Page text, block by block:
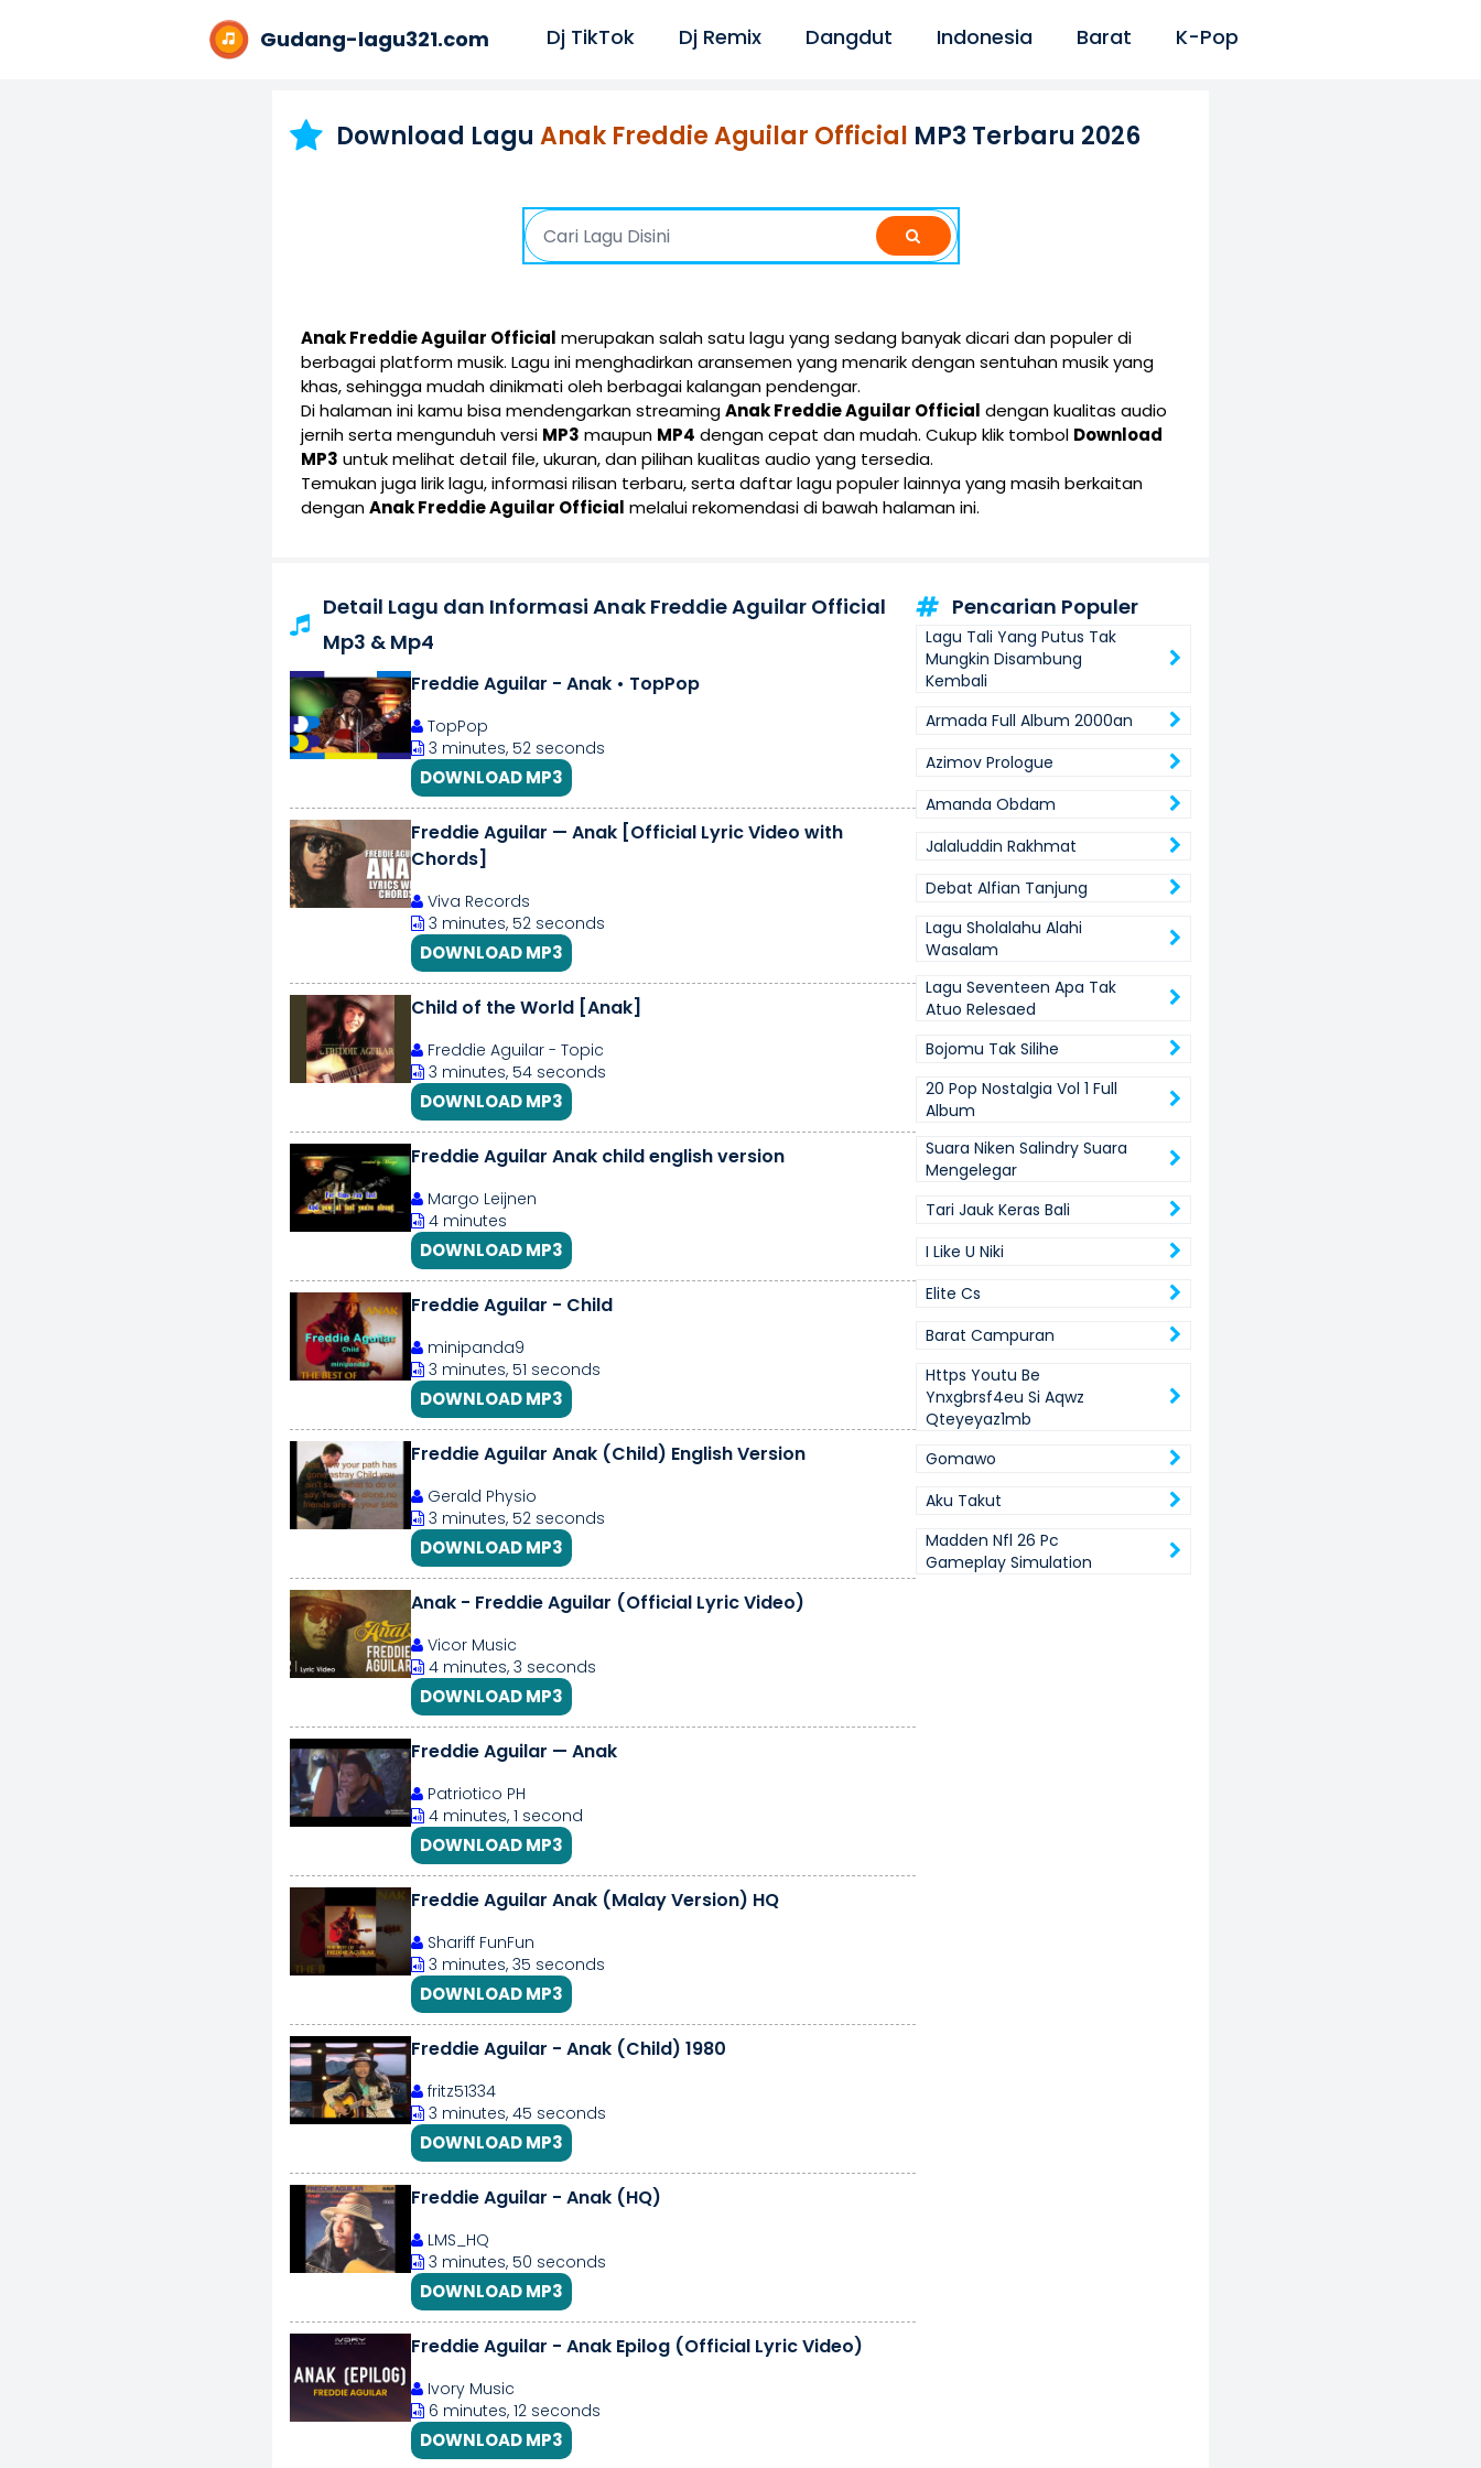
Gudang-lagu321.com Dj TikTok Dj Remix Dangdut Indonesia Barat K-Pop
Download Lagu Anak Freddie Aguilar Official MP3 Terbaru 2026
Anak Freddie Aguilar Official merupakan salah satu lagu yang sedang banyak dicari dan populer di
berbagai platform musik. Lagu ini menghadirkan aransemen yang menarik dengan sentuhan musik yang
khas, sehingga mudah dinikmati oleh berbagai kalangan pendengar.
Di halaman ini kamu bisa mendengarkan streamingAnak Freddie Aguilar Official dengan kualitas audio
jernih serta mengunduh versi MP3 maupun MP4 dengan cepat dan mudah. Cukup klik tombol Download
MP3 untuk melihat detail file, ukuran, dan pilihan kualitas audio yang tersedia.
Temukan juga lirik lagu, informasi rilisan terbaru, serta daftar lagu populer lainnya yang masih berkaitan
denganAnak Freddie Aguilar Official melalui rekomendasi di bawah halaman ini.
Detail Lagu dan Informasi Anak Freddie Aguilar Official
Mp3 & Mp4
Freddie Aguilar - Anak • TopPop
TopPop
3 minutes, 52 seconds
DOWNLOAD MP3
Freddie Aguilar — Anak [Official Lyric Video with
Chords]
Viva Records
3 minutes, 52 seconds
DOWNLOAD MP3
Child of the World [Anak]
Freddie Aguilar - Topic
3 minutes, 54 seconds
DOWNLOAD MP3
Freddie Aguilar Anak child english version
Margo Leijnen
4 minutes
DOWNLOAD MP3
Freddie Aguilar - Child
minipanda9
3 minutes, 51 seconds
DOWNLOAD MP3
Freddie Aguilar Anak (Child) English Version
Gerald Physio
3 minutes, 52 seconds
DOWNLOAD MP3
Anak - Freddie Aguilar (Official Lyric Video)
Vicor Music
4 minutes, 3 seconds
DOWNLOAD MP3
Freddie Aguilar — Anak
Patriotico PH
4 minutes, 1 second
DOWNLOAD MP3
Freddie Aguilar Anak (Malay Version) HQ
Shariff FunFun
3 minutes, 35 seconds
DOWNLOAD MP3
Freddie Aguilar - Anak (Child) 1980
fritz51334
3 minutes, 45 seconds
DOWNLOAD MP3
Freddie Aguilar - Anak (HQ)
LMS_HQ
3 minutes, 50 seconds
DOWNLOAD MP3
Freddie Aguilar - Anak Epilog (Official Lyric Video)
Ivory Music
6 minutes, 12 seconds
DOWNLOAD MP3
Pencarian Populer
Lagu Tali Yang Putus Tak
Mungkin Disambung
Kembali
Armada Full Album 2000an
Azimov Prologue
Amanda Obdam
Jalaluddin Rakhmat
Debat Alfian Tanjung
Lagu Sholalahu Alahi
Wasalam
Lagu Seventeen Apa Tak
Atuo Relesaed
Bojomu Tak Silihe
20 Pop Nostalgia Vol 1 Full
Album
Suara Niken Salindry Suara
Mengelegar
Tari Jauk Keras Bali
I Like U Niki
Elite Cs
Barat Campuran
Https Youtu Be
Ynxgbrsf4eu Si Aqwz
Qteyeyaz1mb
Gomawo
Aku Takut
Madden Nfl 26 Pc
Gameplay Simulation